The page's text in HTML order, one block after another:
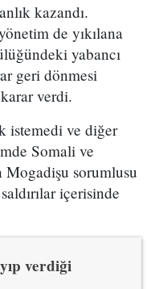
kazandı.
de yıkılana
yabancı
geri dönmesi
verdi.
istemedi ve diğer
Somali ve
Mogadişu sorumlusu
içerisinde
verdiği